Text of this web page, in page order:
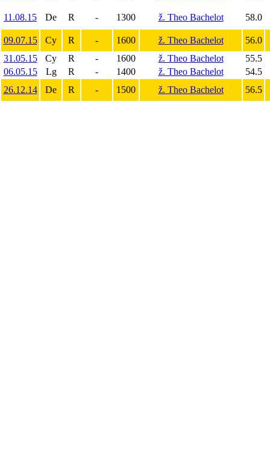
11.08.15 De R - 1300 ž. Theo Bachelot 58.0
09.07.15 Cy R - 1600 ž. Theo Bachelot 56.0
31.05.15
Cy R - 1600 ž. Theo Bachelot 55.5
06.05.15
Lg R - 1400 ž. Theo Bachelot 54.5
26.12.14
De R - 1500 ž. Theo Bachelot 56.5